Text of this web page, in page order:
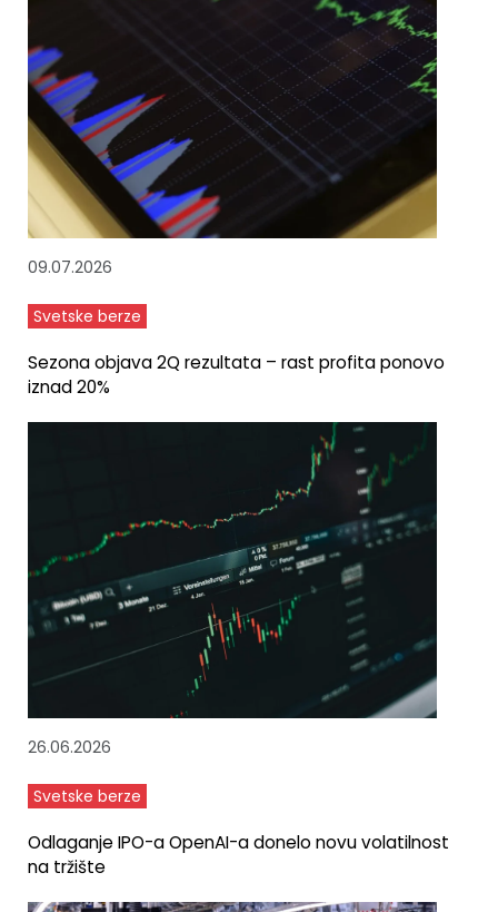
09.07.2026
Svetske berze
Sezona objava 2Q rezultata – rast profita ponovo
iznad 20%
26.06.2026
Svetske berze
Odlaganje IPO-a OpenAI-a donelo novu volatilnost
na tržište